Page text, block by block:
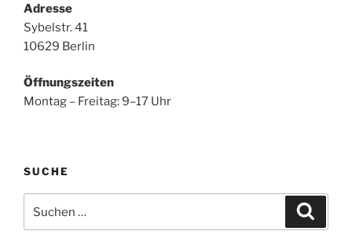
Adresse
Sybelstr. 41
10629 Berlin
Öffnungszeiten
Montag – Freitag: 9–17 Uhr
SUCHE
nach: